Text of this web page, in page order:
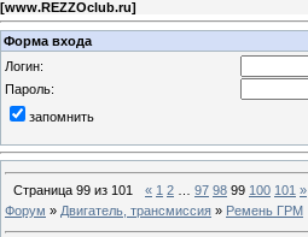
[www.REZZOclub.ru]
Форма входа
Логин:
Пароль:
запомнить
Страница 99 из 101 « 1 2 97 98 99 100 101 »
Форум » Двигатель, трансмиссия » Ремень ГРМ